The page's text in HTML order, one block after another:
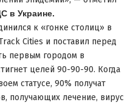
в Украине.
к «гонке столиц» в
Cities и поставил перед
первым городом в
целей 90-90-90. Когда
статусе, 90% получат
получающих лечение, вирус